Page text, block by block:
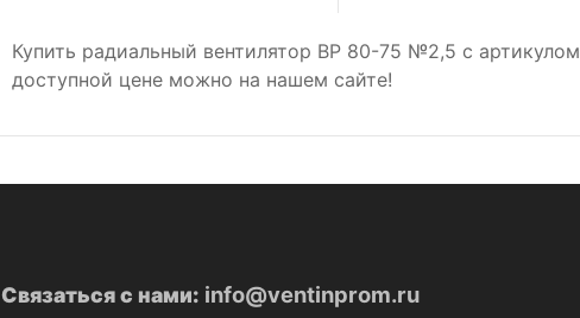
Купить радиальный вентилятор ВР 80-75 №2,5 с артикулом
доступной цене можно на нашем сайте!
Связаться с нами: info@ventinprom.ru